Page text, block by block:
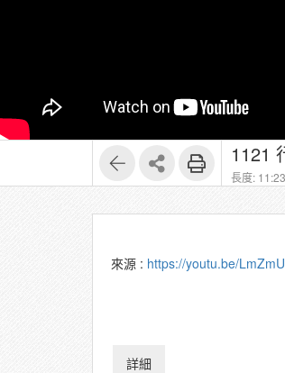
1121
長度:
來源 : https://youtu.be/
詳細